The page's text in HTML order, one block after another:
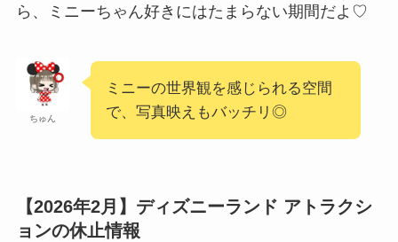
ら、ミニーちゃん好きにはたまらない期間だよ♡
ちゅん
ミニーの世界観を感じられる空間
で、写真映えもバッチリ◎
【2026年2月】ディズニーランド アトラクシ
ョンの休止情報